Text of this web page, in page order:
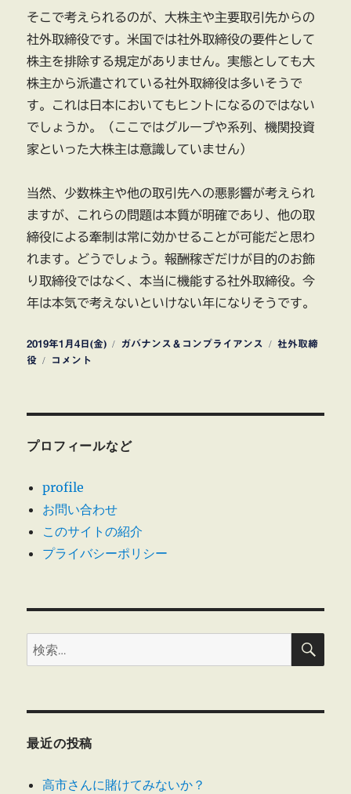
そこで考えられるのが、大株主や主要取引先からの
社外取締役です。米国では社外取締役の要件として
株主を排除する規定がありません。実態としても大
株主から派遣されている社外取締役は多いそうで
す。これは日本においてもヒントになるのではない
でしょうか。（ここではグループや系列、機関投資
家といった大株主は意識していません）
当然、少数株主や他の取引先への悪影響が考えられ
ますが、これらの問題は本質が明確であり、他の取
締役による牽制は常に効かせることが可能だと思わ
れます。どうでしょう。報酬稼ぎだけが目的のお飾
り取締役ではなく、本当に機能する社外取締役。今
年は本気で考えないといけない年になりそうです。
投
稿
2019年1月4日(金)
カ
ガバナンス＆コンプライアンス
タ
社外取締
役
コ
ト
ナ
ン
ス
外
役
コメント
プロフィールなど
profile
お問い合わせ
このサイトの紹介
プライバシーポリシー
検
索:
検
最近の投稿
高市さんに賭けてみないか？